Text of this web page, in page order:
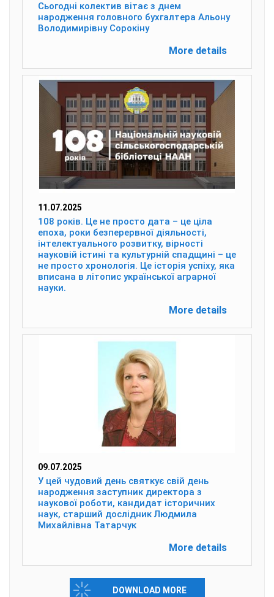
Сьогодні колектив вітає з днем
народження головного бухгалтера Альону
Володимирівну Сорокіну
More details
11.07.2025
108 років. Це не просто дата – це ціла
епоха, роки безперервної діяльності,
інтелектуального розвитку, вірності
науковій істині та культурній спадщині – це
не просто хронологія. Це історія успіху, яка
вписана в літопис української аграрної
науки.
More details
09.07.2025
У цей чудовий день святкує свій день
народження заступник директора з
наукової роботи, кандидат історичних
наук, старший дослідник Людмила
Михайлівна Татарчук
More details
DOWNLOAD MORE